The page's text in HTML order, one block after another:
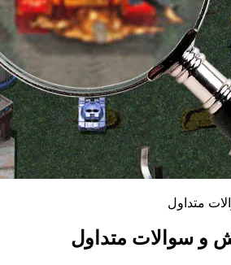
متداول
و سوالات متداول